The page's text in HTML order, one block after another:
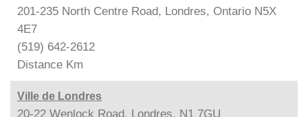
201-235 North Centre Road, Londres, Ontario N5X
4E7
(519) 642-2612
Distance Km
Ville de Londres
20-22 Wenlock Road, Londres, N1 7GU